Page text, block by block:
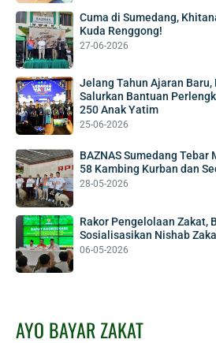
Cuma di Sumedang,
Kuda Renggong!
27-06-2026
Jelang Tahun Ajaran Baru,
Salurkan Bantuan
250 Anak Yatim
25-06-2026
BAZNAS Sumedang
58 Kambing Kurban dan
28-05-2026
Rakor Pengelolaan Zakat,
Sosialisasikan Nishab
06-05-2026
AYO BAYAR ZAKAT